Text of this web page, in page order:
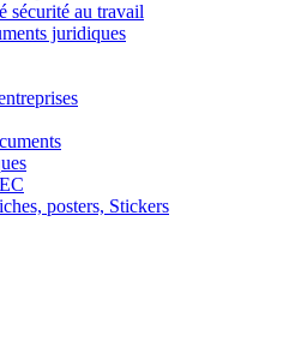
sécurité au travail
juridiques
posters, Stickers